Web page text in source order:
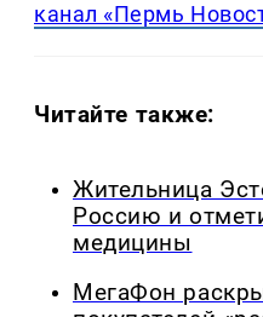
канал «Пермь
Читайте также:
Жительница
Россию и
медицины
МегаФон